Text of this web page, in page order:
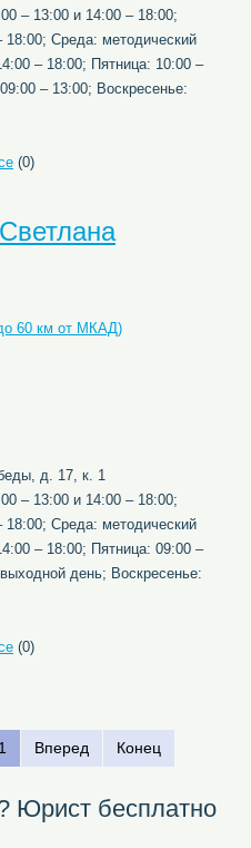
– 13:00 и 14:00 – 18:00;
18:00; Среда: методический
– 18:00; Пятница: 10:00 –
– 13:00; Воскресенье:
(0)
60 км от МКАД)
д. 17, к. 1
– 13:00 и 14:00 – 18:00;
18:00; Среда: методический
– 18:00; Пятница: 09:00 –
день; Воскресенье:
(0)
1 Вперед Конец
Юрист бесплатно